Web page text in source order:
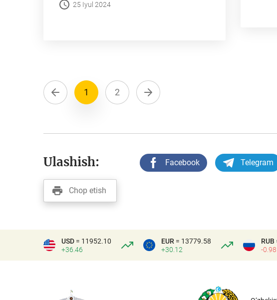
25 Iyul 2024
1 2
Ulashish: Facebook Telegram
Chop etish
USD = 11952.10
+36.46
EUR = 13779.58
+30.12
RUB
-0.98